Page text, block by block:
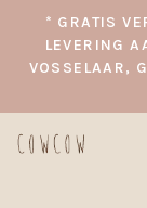
* GRATIS
LEVERING
VOSSELAAR,